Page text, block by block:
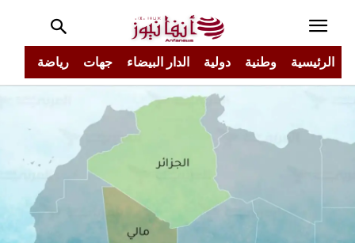
الرئيسية وطنية دولية الدار البيضاء جهات رياضة